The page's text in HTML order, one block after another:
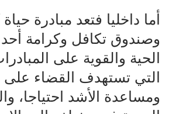
أما داخليا فتعد مبادرة
وصندوق تكافل وكرامة أحد
الحية والقوية على
التي تستهدف القضاء على
ومساعدة الأشد احتياجا،